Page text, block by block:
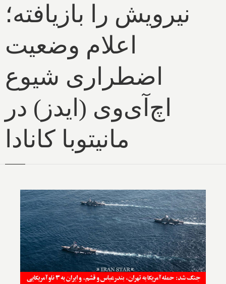
نیرویش را بازیافته؛
اعلام وضعیت
اضطراری شیوع
اچ‌آی‌وی (ایدز) در
مانیتوبا کانادا